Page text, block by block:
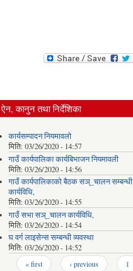
ऐन, कानुन तथा निर्देशिका
कार्यसम्पादन नियमावलो
मिति:03/26/2020 - 14:57
गाउँ कार्यपालिका कार्यबिभाजन नियमावली
मिति:03/26/2020 - 14:56
गाउँ कार्यपालिकाको बैठक सञ्_चालन सम्बन्धी
कार्यविधि,
मिति:03/26/2020 - 14:55
गाउँ सभा सञ्_चालन कार्यविधि,
मिति:03/26/2020 - 14:54
घ वर्ग लाइसेन्स सम्बन्धी व्यवस्था
मिति:03/26/2020 - 14:52
Pages« first ‹ previous 1